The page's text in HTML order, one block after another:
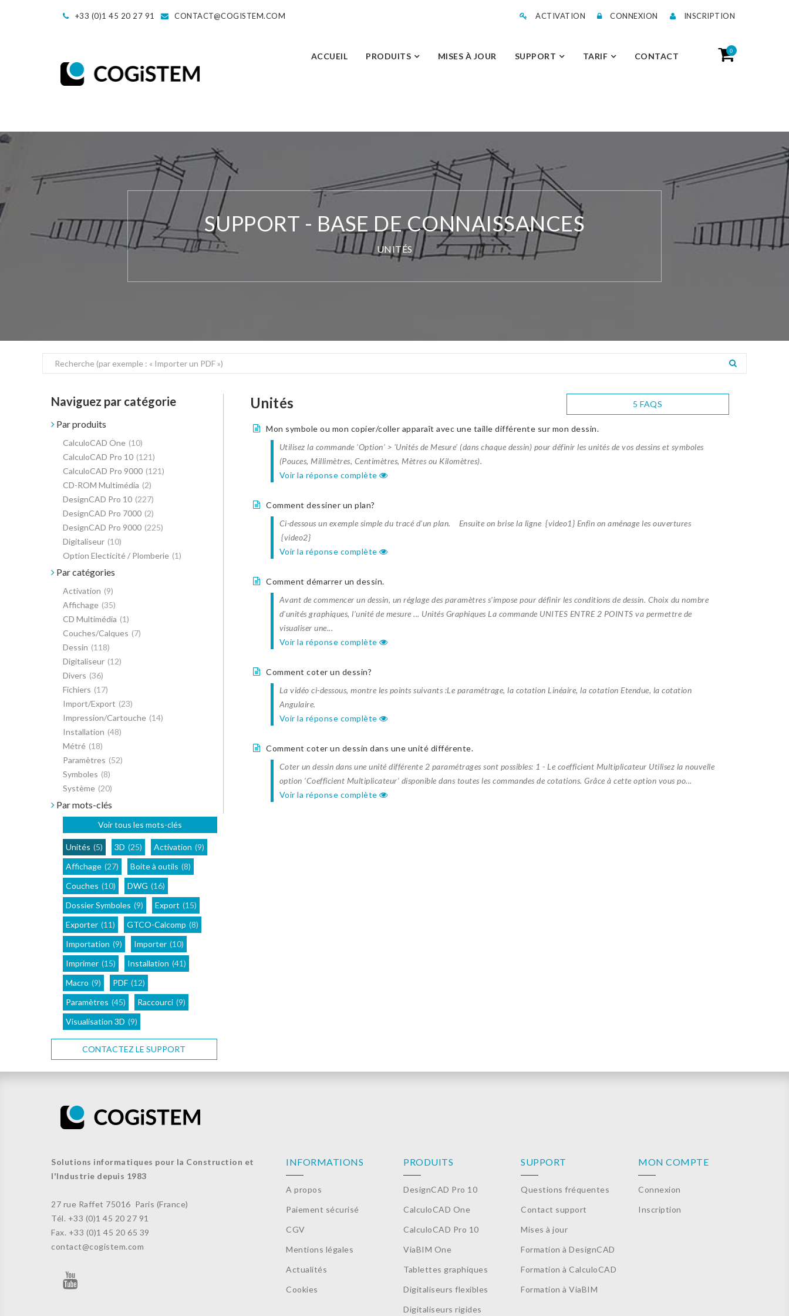
+33 (0)1 45 20 27 91 CONTACT@COGISTEM.COM ACTIVATION CONNEXION INSCRIPTION
ACCUEIL PRODUITS MISES À JOUR SUPPORT TARIF CONTACT
0
SUPPORT - BASE DE CONNAISSANCES
UNITÉS
Naviguez par catégorie
Par produits
CalculoCAD One (10)
CalculoCAD Pro 10 (121)
CalculoCAD Pro 9000 (121)
CD-ROM Multimédia (2)
DesignCAD Pro 10 (227)
DesignCAD Pro 7000 (2)
DesignCAD Pro 9000 (225)
Digitaliseur (10)
Option Electicité / Plomberie (1)
Par catégories
Activation (9)
Affichage (35)
CD Multimédia (1)
Couches/Calques (7)
Dessin (118)
Digitaliseur (12)
Divers (36)
Fichiers (17)
Import/Export (23)
Impression/Cartouche (14)
Installation (48)
Métré (18)
Paramètres (52)
Symboles (8)
Système (20)
Par mots-clés
Voir tous les mots-clés
Unités (5) 3D (25) Activation (9)
Affichage (27) Boite à outils (8)
Couches (10) DWG (16)
Dossier Symboles (9) Export (15)
Exporter (11) GTCO-Calcomp (8)
Importation (9) Importer (10)
Imprimer (15) Installation (41)
Macro (9) PDF (12)
Paramètres (45) Raccourci (9)
Visualisation 3D (9)
CONTACTEZ LE SUPPORT
Unités 5 FAQS
Mon symbole ou mon copier/coller apparaît avec une taille différente sur mon dessin.
Utilisez la commande 'Option' > 'Unités de Mesure' (dans chaque dessin) pour définir les unités de vos dessins et symboles
(Pouces, Millimètres, Centimètres, Mètres ou Kilomètres).
Voir la réponse complète
Comment dessiner un plan?
Ci-dessous un exemple simple du tracé d'un plan. Ensuite on brise la ligne {video1} Enfin on aménage les ouvertures
{video2}
Voir la réponse complète
Comment démarrer un dessin.
Avant de commencer un dessin, un réglage des paramètres s'impose pour définir les conditions de dessin. Choix du nombre
d'unités graphiques, l’unité de mesure ... Unités Graphiques La commande UNITES ENTRE 2 POINTS va permettre de
visualiser une...
Voir la réponse complète
Comment coter un dessin?
La vidéo ci-dessous, montre les points suivants :Le paramétrage, la cotation Linéaire, la cotation Etendue, la cotation
Angulaire.
Voir la réponse complète
Comment coter un dessin dans une unité différente.
Coter un dessin dans une unité différente 2 paramétrages sont possibles: 1 - Le coefficient Multiplicateur Utilisez la nouvelle
option ‘Coefficient Multiplicateur’ disponible dans toutes les commandes de cotations. Grâce à cette option vous po...
Voir la réponse complète
Solutions informatiques pour la Construction et
l'Industrie depuis 1983
27 rue Raffet 75016 Paris (France)
Tél. +33 (0)1 45 20 27 91
Fax. +33 (0)1 45 20 65 39
contact@cogistem.com
INFORMATIONS
A propos
Paiement sécurisé
CGV
Mentions légales
Actualités
Cookies
PRODUITS
DesignCAD Pro 10
CalculoCAD One
CalculoCAD Pro 10
ViaBIM One
Tablettes graphiques
Digitaliseurs flexibles
Digitaliseurs rigides
SUPPORT
Questions fréquentes
Contact support
Mises à jour
Formation à DesignCAD
Formation à CalculoCAD
Formation à ViaBIM
MON COMPTE
Connexion
Inscription